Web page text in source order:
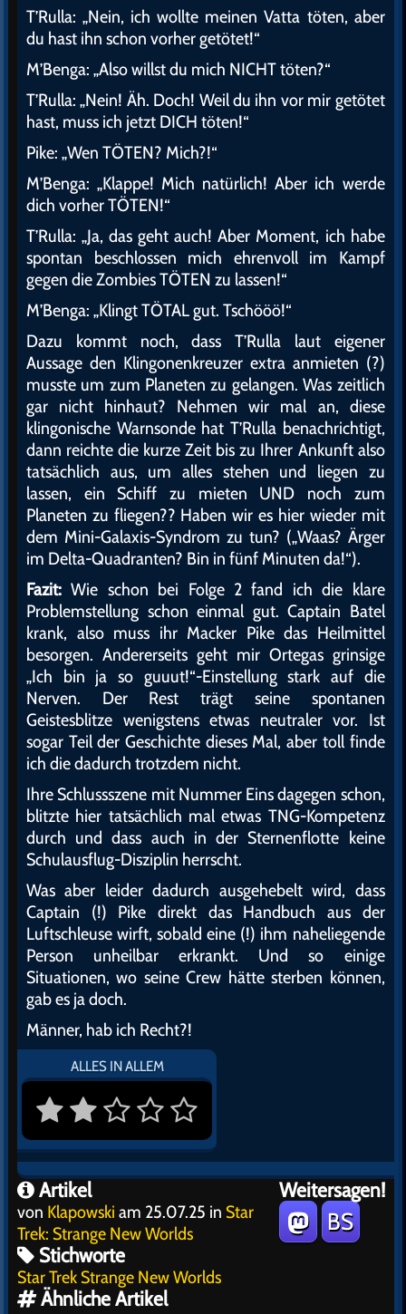
T’Rulla: „Nein, ich wollte meinen Vatta töten, aber
du hast ihn schon vorher getötet!“
M’Benga: „Also willst du mich NICHT töten?“
T’Rulla: „Nein! Äh. Doch! Weil du ihn vor mir getötet
hast, muss ich jetzt DICH töten!“
Pike: „Wen TÖTEN? Mich?!“
M’Benga: „Klappe! Mich natürlich! Aber ich werde
dich vorher TÖTEN!“
T’Rulla: „Ja, das geht auch! Aber Moment, ich habe
spontan beschlossen mich ehrenvoll im Kampf
gegen die Zombies TÖTEN zu lassen!“
M’Benga: „Klingt TÖTAL gut. Tschööö!“
Dazu kommt noch, dass T’Rulla laut eigener
Aussage den Klingonenkreuzer extra anmieten (?)
musste um zum Planeten zu gelangen. Was zeitlich
gar nicht hinhaut? Nehmen wir mal an, diese
klingonische Warnsonde hat T’Rulla benachrichtigt,
dann reichte die kurze Zeit bis zu Ihrer Ankunft also
tatsächlich aus, um alles stehen und liegen zu
lassen, ein Schiff zu mieten UND noch zum
Planeten zu fliegen?? Haben wir es hier wieder mit
dem Mini-Galaxis-Syndrom zu tun? („Waas? Ärger
im Delta-Quadranten? Bin in fünf Minuten da!“).
Fazit: Wie schon bei Folge 2 fand ich die klare
Problemstellung schon einmal gut. Captain Batel
krank, also muss ihr Macker Pike das Heilmittel
besorgen. Andererseits geht mir Ortegas grinsige
„Ich bin ja so guuut!“-Einstellung stark auf die
Nerven. Der Rest trägt seine spontanen
Geistesblitze wenigstens etwas neutraler vor. Ist
sogar Teil der Geschichte dieses Mal, aber toll finde
ich die dadurch trotzdem nicht.
Ihre Schlussszene mit Nummer Eins dagegen schon,
blitzte hier tatsächlich mal etwas TNG-Kompetenz
durch und dass auch in der Sternenflotte keine
Schulausflug-Disziplin herrscht.
Was aber leider dadurch ausgehebelt wird, dass
Captain (!) Pike direkt das Handbuch aus der
Luftschleuse wirft, sobald eine (!) ihm naheliegende
Person unheilbar erkrankt. Und so einige
Situationen, wo seine Crew hätte sterben können,
gab es ja doch.
Männer, hab ich Recht?!
ALLES IN ALLEM
Weitersagen!
BS
Artikel
von Klapowski am 25.07.25 in Star
Trek: Strange New Worlds
Stichworte
Star Trek Strange New Worlds
Ähnliche Artikel